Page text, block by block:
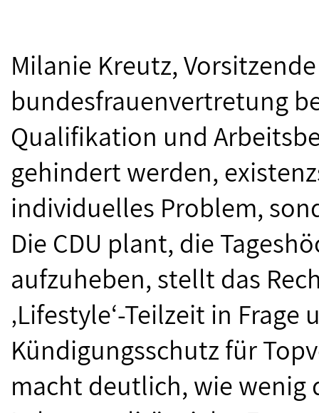
Milanie Kreutz,
bundesfrauenvertretung
Qualifikation und
gehindert werden,
individuelles Problem,
Die CDU plant, die
aufzuheben, stellt das
‚Lifestyle‘-Teilzeit in
Kündigungsschutz für
macht deutlich, wie wenig